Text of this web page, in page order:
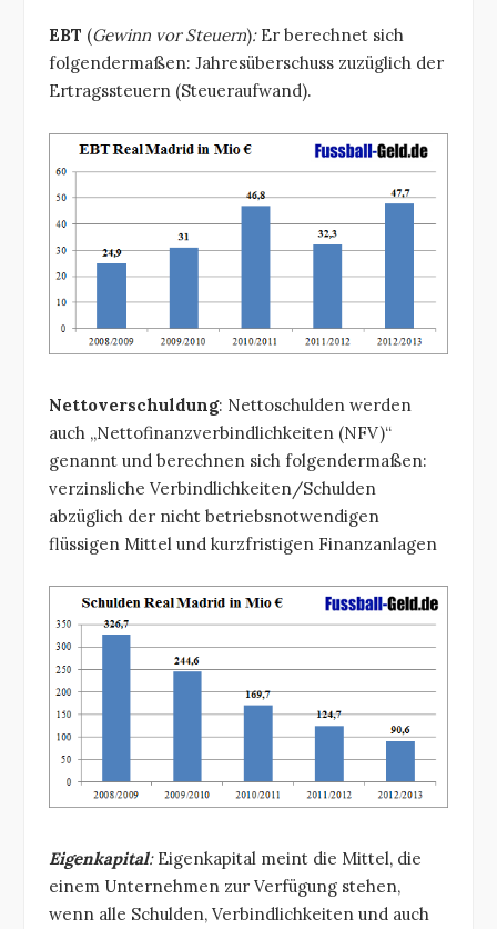
EBT (Gewinn vor Steuern):Er berechnet sich
folgendermaßen: Jahresüberschuss zuzüglich der
Ertragssteuern (Steueraufwand).
Nettoverschuldung: Nettoschulden werden
auch „Nettofinanzverbindlichkeiten (NFV)“
genannt und berechnen sich folgendermaßen:
verzinsliche Verbindlichkeiten/Schulden
abzüglich der nicht betriebsnotwendigen
flüssigen Mittel und kurzfristigen Finanzanlagen
Eigenkapital: Eigenkapital meint die Mittel, die
einem Unternehmen zur Verfügung stehen,
wenn alle Schulden, Verbindlichkeiten und auch